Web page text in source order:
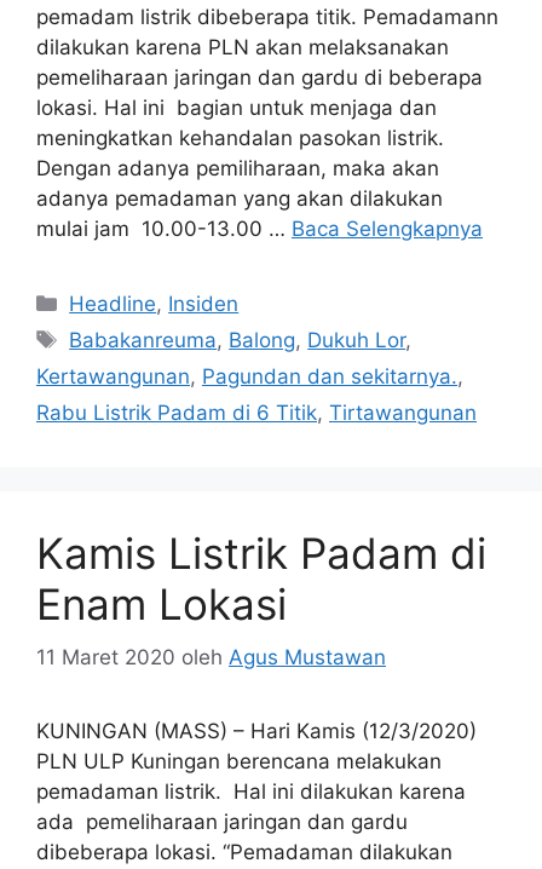
pemadam listrik dibeberapa titik. Pemadamann
dilakukan karena PLN akan melaksanakan
pemeliharaan jaringan dan gardu di beberapa
lokasi. Hal ini bagian untuk menjaga dan
meningkatkan kehandalan pasokan listrik.
Dengan adanya pemiliharaan, maka akan
adanya pemadaman yang akan dilakukan
mulai jam 10.00-13.00 … Baca Selengkapnya
Kategori
Headline, Insiden
Tag
Babakanreuma, Balong, Dukuh Lor,
Kertawangunan, Pagundan dan sekitarnya.,
Rabu Listrik Padam di 6 Titik, Tirtawangunan
Kamis Listrik Padam di
Enam Lokasi
11 Maret 2020 oleh Agus Mustawan
KUNINGAN (MASS) – Hari Kamis (12/3/2020)
PLN ULP Kuningan berencana melakukan
pemadaman listrik. Hal ini dilakukan karena
ada pemeliharaan jaringan dan gardu
dibeberapa lokasi. “Pemadaman dilakukan